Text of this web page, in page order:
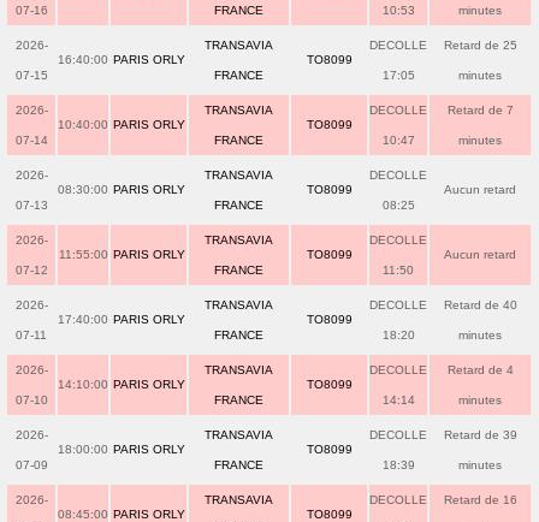
07-16 FRANCE 10:53 minutes
2026-
07-15
16:40:00 PARIS ORLY
TRANSAVIA
FRANCE
TO8099
DECOLLE
17:05
Retard de 25
minutes
2026-
07-14
10:40:00 PARIS ORLY
TRANSAVIA
FRANCE
TO8099
DECOLLE
10:47
Retard de 7
minutes
2026-
07-13
08:30:00 PARIS ORLY
TRANSAVIA
FRANCE
TO8099
DECOLLE
08:25
Aucun retard
2026-
07-12
11:55:00 PARIS ORLY
TRANSAVIA
FRANCE
TO8099
DECOLLE
11:50
Aucun retard
2026-
07-11
17:40:00 PARIS ORLY
TRANSAVIA
FRANCE
TO8099
DECOLLE
18:20
Retard de 40
minutes
2026-
07-10
14:10:00 PARIS ORLY
TRANSAVIA
FRANCE
TO8099
DECOLLE
14:14
Retard de 4
minutes
2026-
07-09
18:00:00 PARIS ORLY
TRANSAVIA
FRANCE
TO8099
DECOLLE
18:39
Retard de 39
minutes
2026-
08:45:00 PARIS ORLY
TRANSAVIA
TO8099
DECOLLE Retard de 16